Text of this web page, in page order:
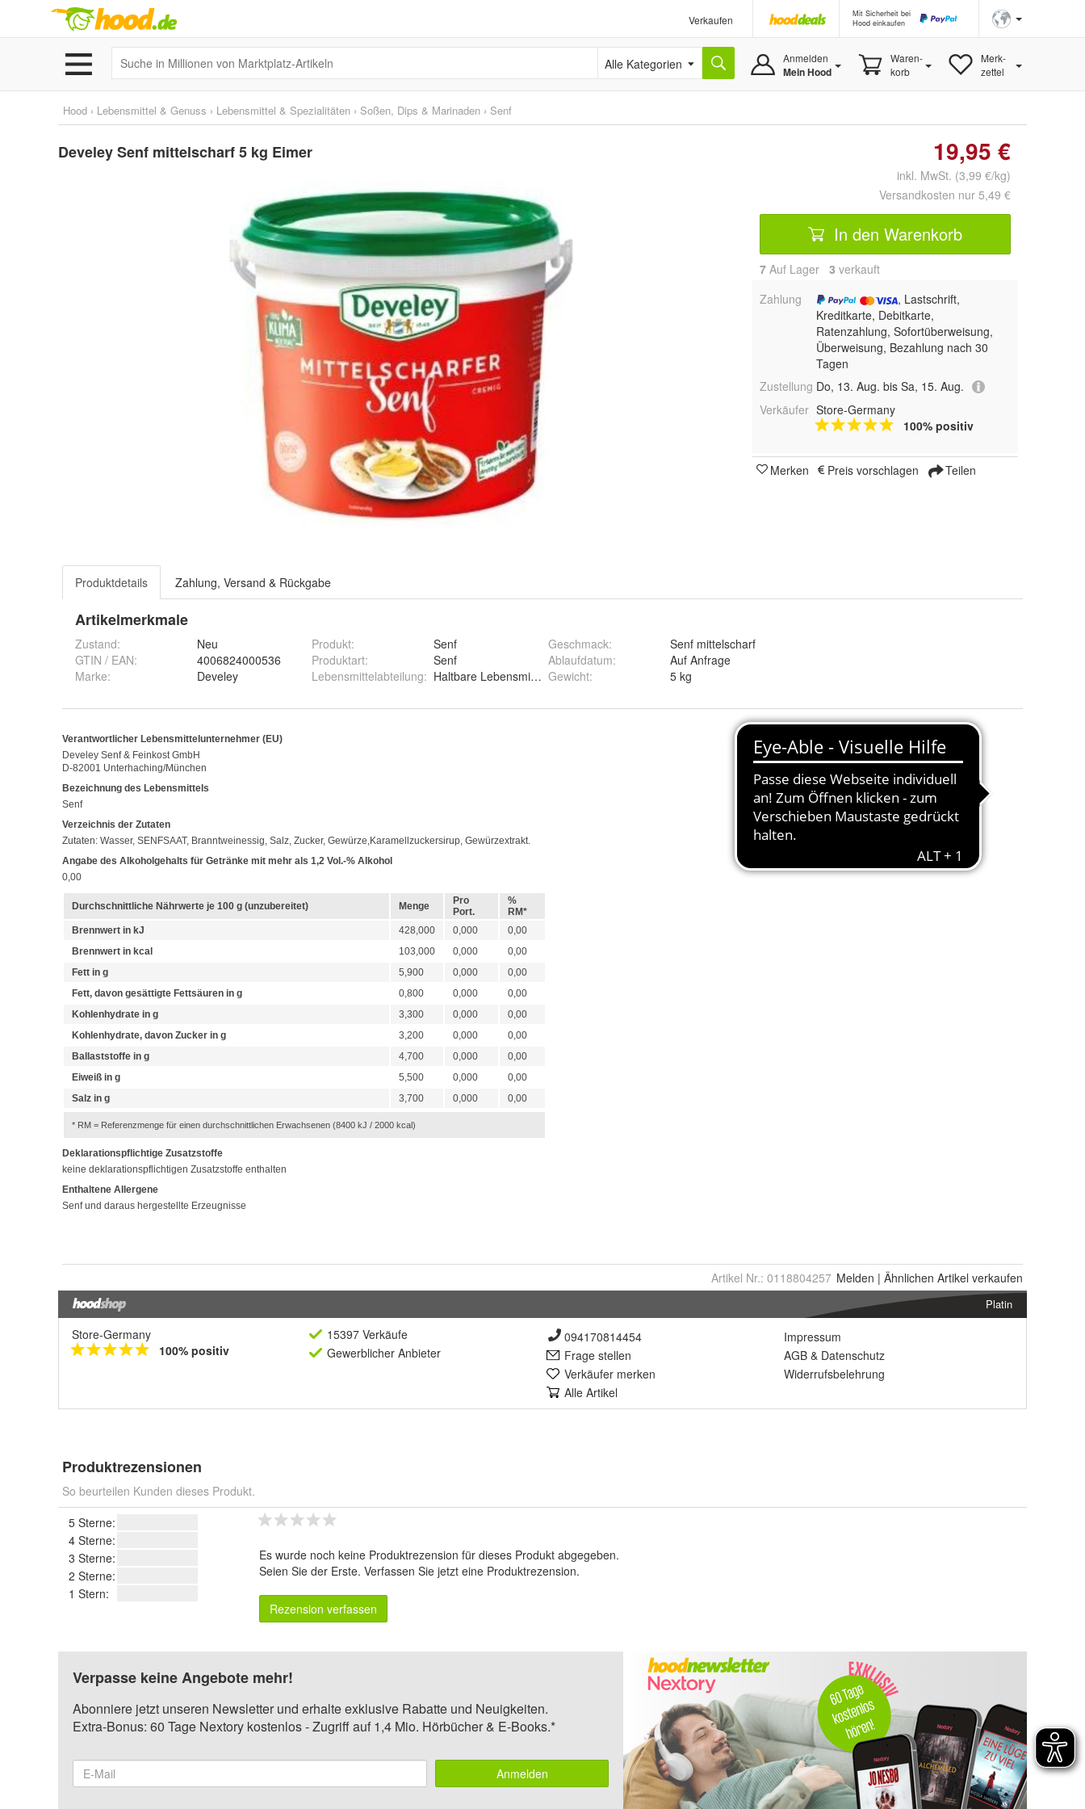
Verkaufen
Mit Sicherheit bei
Hood einkaufen
Alle Kategorien Anmelden
Mein Hood
Waren-
korb
Merk-
zettel
Hood › Lebensmittel & Genuss › Lebensmittel & Spezialitäten › Soßen, Dips & Marinaden › Senf
Develey Senf mittelscharf 5 kg Eimer 19,95 €
inkl. MwSt. (3,99 €/kg)
Versandkosten nur 5,49 €
In den Warenkorb
7 Auf Lager 3 verkauft
Zahlung
, Lastschrift,
Kreditkarte, Debitkarte,
Ratenzahlung, Sofortüberweisung,
Überweisung, Bezahlung nach 30
Tagen
Zustellung Do, 13. Aug. bis Sa, 15. Aug.
Verkäufer Store-Germany
100% positiv
Merken Preis vorschlagen Teilen
Produktdetails Zahlung, Versand & Rückgabe
Artikelmerkmale
Zustand:
Neu
GTIN / EAN:
4006824000536
Marke:
Develey
Produkt:
Senf
Produktart:
Senf
Lebensmittelabteilung: Haltbare Lebensmittel
Geschmack:
Senf mittelscharf
Ablaufdatum:
Auf Anfrage
Gewicht: 5 kg
Artikel Nr.: 0118804257 Melden | Ähnlichen Artikel verkaufen
Platin
Store-Germany
100% positiv
15397 Verkäufe
Gewerblicher Anbieter
094170814454
Frage stellen
Verkäufer merken
Alle Artikel
Impressum
AGB & Datenschutz
Widerrufsbelehrung
Produktrezensionen
So beurteilen Kunden dieses Produkt.
5 Sterne:
4 Sterne:
3 Sterne:
2 Sterne:
1 Stern:
Es wurde noch keine Produktrezension für dieses Produkt abgegeben.
Seien Sie der Erste. Verfassen Sie jetzt eine Produktrezension.
Rezension verfassen
Verpasse keine Angebote mehr!
Abonniere jetzt unseren Newsletter und erhalte exklusive Rabatte und Neuigkeiten.
Extra-Bonus: 60 Tage Nextory kostenlos - Zugriff auf 1,4 Mio. Hörbücher & E-Books.*
Anmelden